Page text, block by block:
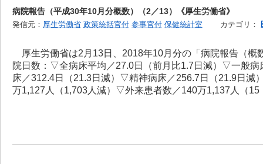
病院報告（平成30年10月分概数）（2／13）《厚生労働省》
発信元： 厚生労働省 政策統括官付 参事官付 保健統計室 カテゴリ：
厚生労働省は2月13日、2018年10月分の「病院報告（概
院日数：▽全病床平均／27.0日（前月比1.7日減）▽一般
床／312.4日（21.3日減）▽精神病床／256.7日（21.9日
万1,127人（1,703人減）▽外来患者数／140万1,137人（15